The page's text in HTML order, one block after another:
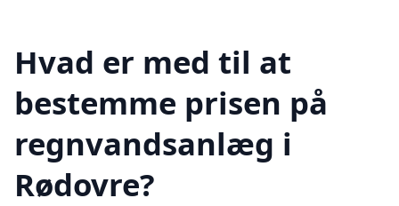
Hvad er med til at
bestemme prisen på
regnvandsanlæg i
Rødovre?